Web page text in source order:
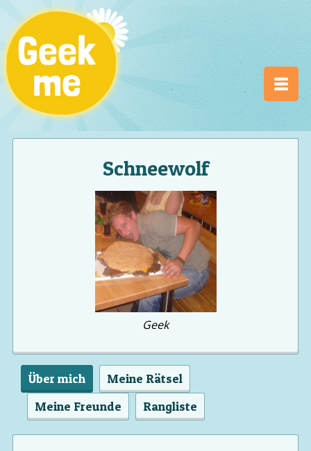
Schneewolf
Geek
Über mich
Meine Rätsel
Meine Freunde
Rangliste